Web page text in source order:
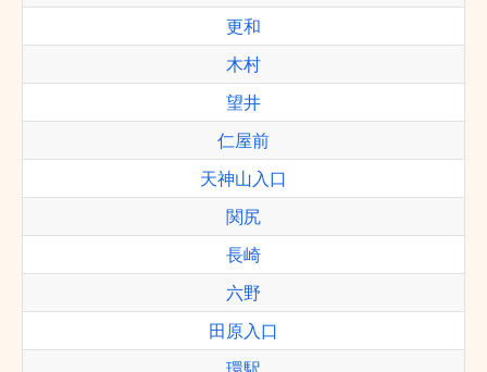
更和
木村
望井
仁屋前
天神山入口
関尻
長崎
六野
田原入口